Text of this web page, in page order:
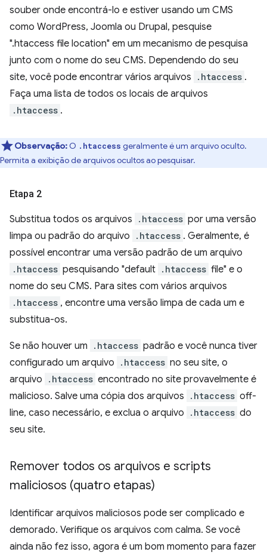
souber onde encontrá-lo e estiver usando um CMS
como WordPress, Joomla ou Drupal, pesquise
".htaccess file location" em um mecanismo de pesquisa
junto com o nome do seu CMS. Dependendo do seu
site, você pode encontrar vários arquivos
.htaccess .
Faça uma lista de todos os locais de arquivos
.htaccess .
Observação: O .htaccess geralmente é um arquivo oculto.
Permita a exibição de arquivos ocultos ao pesquisar.
Etapa 2
Substitua todos os arquivos .htaccess por uma versão
limpa ou padrão do arquivo
.htaccess . Geralmente, é
possível encontrar uma versão padrão de um arquivo
.htaccess pesquisando "default .htaccess file" e o
nome do seu CMS. Para sites com vários arquivos
.htaccess , encontre uma versão limpa de cada um e
substitua-os.
Se não houver um .htaccess padrão e você nunca tiver
configurado um arquivo
.htaccess no seu site, o
arquivo
.htaccess encontrado no site provavelmente é
malicioso. Salve uma cópia dos arquivos
.htaccess off-
line, caso necessário, e exclua o arquivo
.htaccess do
seu site.
Remover todos os arquivos e scripts
maliciosos (quatro etapas)
Identificar arquivos maliciosos pode ser complicado e
demorado. Verifique os arquivos com calma. Se você
ainda não fez isso, agora é um bom momento para fazer